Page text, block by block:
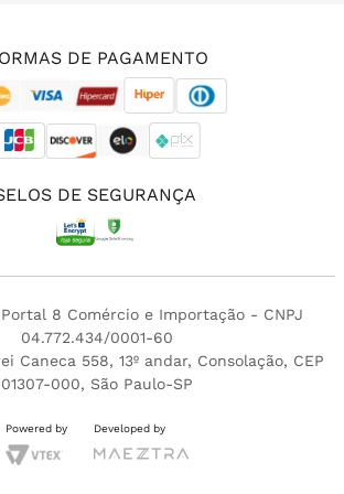
DE PAGAMENTO
DE SEGURANÇA
8 Comércio e Importação - CNPJ
04.772.434/0001-60
Caneca 558, 13º andar, Consolação, CEP
01307-000, São Paulo-SP
Powered by Developed by